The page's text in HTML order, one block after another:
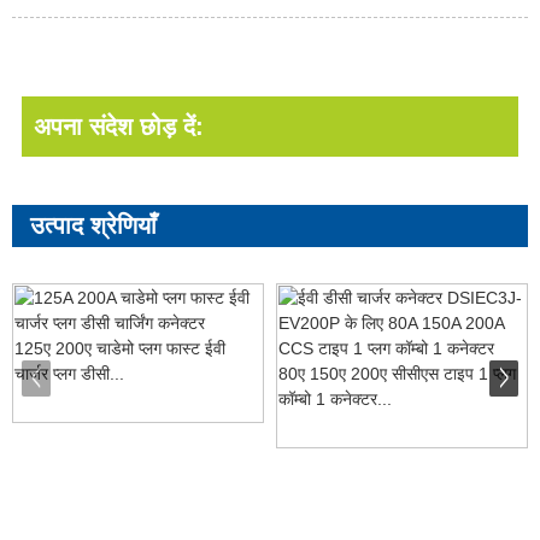
अपना संदेश छोड़ दें:
उत्पाद श्रेणियाँ
125ए 200ए चाडेमो प्लग फास्ट ईवी
चार्जर प्लग डीसी...
80ए 150ए 200ए सीसीएस टाइप 1 प्लग
कॉम्बो 1 कनेक्टर...